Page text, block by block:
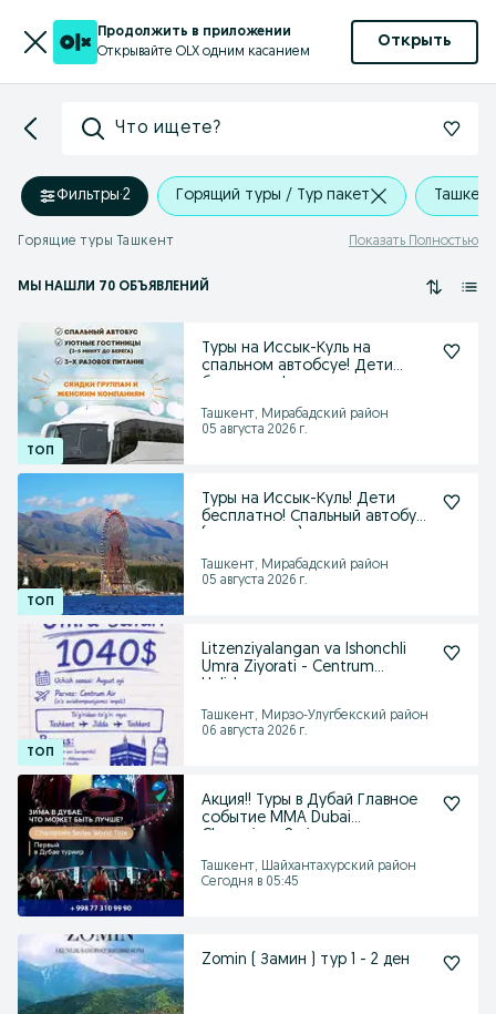
Продолжить в приложении
Открывайте OLX одним касанием
Открыть
Что ищете?
Фильтры·2 Горящий туры / Тур пакет Ташкент
Горящие туры Ташкент Показать Полностью
МЫ НАШЛИ 70 ОБЪЯВЛЕНИЙ
Туры на Иссык-Куль на
спальном автобсуе! Дети
Ташкент, Мирабадский район
05 августа 2026 г.
Туры на Иссык-Куль! Дети
бесплатно! Спальный автобус
Ташкент, Мирабадский район
05 августа 2026 г.
Litzenziyalangan va Ishonchli
Umra Ziyorati - Centrum
Ташкент, Мирзо-Улугбекский район
06 августа 2026 г.
Акция!! Туры в Дубай Главное
событие MMA Dubai
Ташкент, Шайхантахурский район
Сегодня в 05:45
Zomin ( Замин ) тур 1 - 2 ден